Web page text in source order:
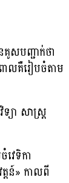
គូសបញ្ជាក់ថា
ោលគឺរៀបចំតាម
យា សាស្ត្រ
វេទិកា
តន៍» កាលពី